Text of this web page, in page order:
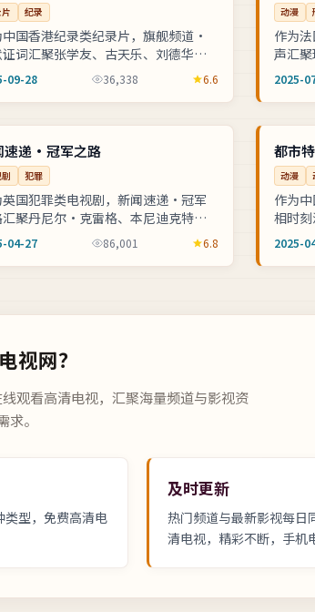
纪录
中国香港纪录类纪录片，旗舰频道·
证词汇聚张学友、古天乐、刘德华等
力阵容，杜琪峰操刀执导。跨国合作
团队克服时差完成全球同步直播，全...
09-28 36,338 6.6
动漫
作为
声汇
丽·塔
刀执
2025-
速递·冠军之路
犯罪
英国犯罪类电视剧，新闻速递·冠军
汇聚丹尼尔·克雷格、本尼迪克特、
·哈迪等实力阵容，丹尼·博伊尔操
导。体育频道跟拍运动员备战国际大...
04-27 86,001 6.8
中国
都市
动漫
作为
相时
阵容
况考
2025-
视网？
观看高清电视，汇聚海量频道与影视资
。
型， 免费高清电
及时更新
热门频道与最新影视每日
清电视，精彩不断，手机